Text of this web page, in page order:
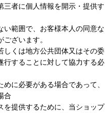
三者に個人情報を開示・提供す
い範囲で、お客様本人の同意な
ざいます。
しくは地方公共団体又はその委
行することに対して協力する必
に必要がある場合であって、
合
を提供するために、当ショップ